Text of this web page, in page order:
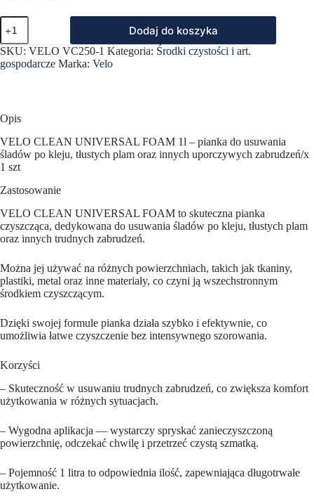
ilość
VELO
CLEAN
UNIVERSAL
FOAM
do
śladów
po
kleju,
plam
innych
uporczywych
zabrudzeń
szt
Dodaj do koszyka
SKU: VELO VC250-1 Kategoria: Środki czystości i art.
gospodarcze Marka: Velo
Opis
VELO CLEAN UNIVERSAL FOAM 1l – pianka do usuwania
śladów po kleju, tłustych plam oraz innych uporczywych zabrudzeń/x
1 szt
Zastosowanie
VELO CLEAN UNIVERSAL FOAM to skuteczna pianka
czyszcząca, dedykowana do usuwania śladów po kleju, tłustych plam
oraz innych trudnych zabrudzeń.
Można jej używać na różnych powierzchniach, takich jak tkaniny,
plastiki, metal oraz inne materiały, co czyni ją wszechstronnym
środkiem czyszczącym.
Dzięki swojej formule pianka działa szybko i efektywnie, co
umożliwia łatwe czyszczenie bez intensywnego szorowania.
Korzyści
– Skuteczność w usuwaniu trudnych zabrudzeń, co zwiększa komfort
użytkowania w różnych sytuacjach.
– Wygodna aplikacja — wystarczy spryskać zanieczyszczoną
powierzchnię, odczekać chwilę i przetrzeć czystą szmatką.
– Pojemność 1 litra to odpowiednia ilość, zapewniająca długotrwałe
użytkowanie.